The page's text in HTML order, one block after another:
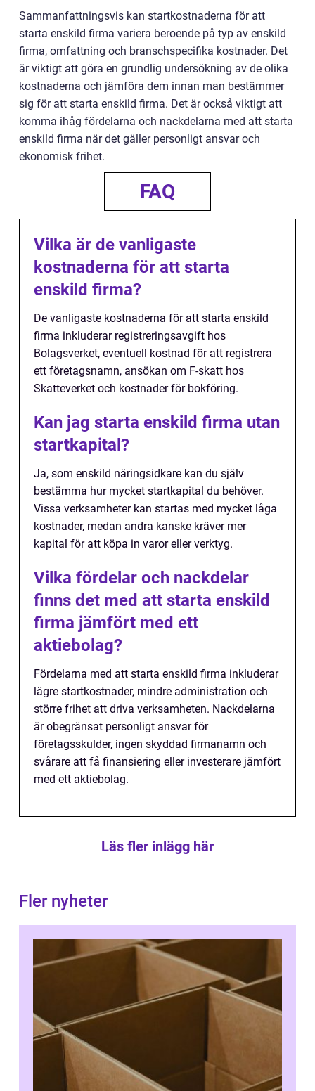
Sammanfattningsvis kan startkostnaderna för att
starta enskild firma variera beroende på typ av enskild
firma, omfattning och branschspecifika kostnader. Det
är viktigt att göra en grundlig undersökning av de olika
kostnaderna och jämföra dem innan man bestämmer
sig för att starta enskild firma. Det är också viktigt att
komma ihåg fördelarna och nackdelarna med att starta
enskild firma när det gäller personligt ansvar och
ekonomisk frihet.
FAQ
Vilka är de vanligaste
kostnaderna för att starta
enskild firma?
De vanligaste kostnaderna för att starta enskild
firma inkluderar registreringsavgift hos
Bolagsverket, eventuell kostnad för att registrera
ett företagsnamn, ansökan om F-skatt hos
Skatteverket och kostnader för bokföring.
Kan jag starta enskild firma utan
startkapital?
Ja, som enskild näringsidkare kan du själv
bestämma hur mycket startkapital du behöver.
Vissa verksamheter kan startas med mycket låga
kostnader, medan andra kanske kräver mer
kapital för att köpa in varor eller verktyg.
Vilka fördelar och nackdelar
finns det med att starta enskild
firma jämfört med ett
aktiebolag?
Fördelarna med att starta enskild firma inkluderar
lägre startkostnader, mindre administration och
större frihet att driva verksamheten. Nackdelarna
är obegränsat personligt ansvar för
företagsskulder, ingen skyddad firmanamn och
svårare att få finansiering eller investerare jämfört
med ett aktiebolag.
Läs fler inlägg här
Fler nyheter